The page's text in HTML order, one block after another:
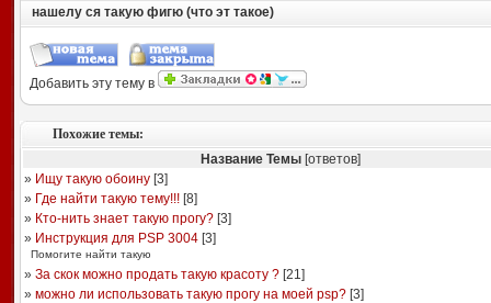
нашелу ся такую фигю (что эт такое)
Добавить эту тему в
Похожие темы:
Название Темы[ответов]
» Ищу такую обоину[3]
» Где найти такую тему!!![8]
» Кто-нить знает такую прогу?[3]
» Инструкция для PSP 3004[3]
Помогите найти такую
» За скок можно продать такую красоту ?[21]
» можно ли использовать такую прогу на моей psp?[3]